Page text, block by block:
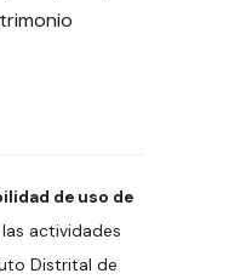
de uso de
actividades
Distrital de